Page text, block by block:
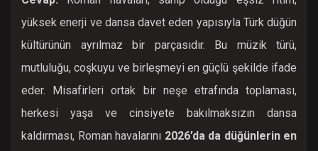
yüksek enerji ve dansa davet eden yapısıyla Türk düğün
kültürünün ayrılmaz bir parçasıdır. Bu müzik türü,
mutluluğu, coşkuyu ve birleşmeyi en güçlü şekilde ifade
eder. Misafirleri ortak bir neşe etrafında toplaması,
herkesi yaşa ve cinsiyete bakılmaksızın dansa
kaldırması, Roman havalarını 2026’da da düğünlerin en